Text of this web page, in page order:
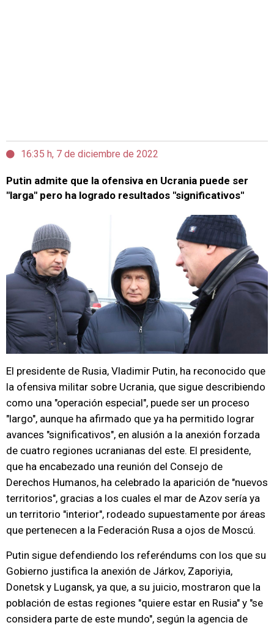
16:35 h, 7 de diciembre de 2022
Putin admite que la ofensiva en Ucrania puede ser
"larga" pero ha logrado resultados "significativos"
El presidente de Rusia, Vladimir Putin, ha reconocido que
la ofensiva militar sobre Ucrania, que sigue describiendo
como una "operación especial", puede ser un proceso
"largo", aunque ha afirmado que ya ha permitido lograr
avances "significativos", en alusión a la anexión forzada
de cuatro regiones ucranianas del este. El presidente,
que ha encabezado una reunión del Consejo de
Derechos Humanos, ha celebrado la aparición de "nuevos
territorios", gracias a los cuales el mar de Azov sería ya
un territorio "interior", rodeado supuestamente por áreas
que pertenecen a la Federación Rusa a ojos de Moscú.
Putin sigue defendiendo los referéndums con los que su
Gobierno justifica la anexión de Járkov, Zaporiyia,
Donetsk y Lugansk, ya que, a su juicio, mostraron que la
población de estas regiones "quiere estar en Rusia" y "se
considera parte de este mundo", según la agencia de